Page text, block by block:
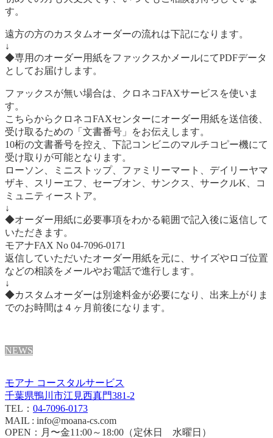
す。
遠方の方のカスタムオーダーの流れは下記になります。
↓
◆専用のオーダー用紙をファックスかメールにてPDFデータ
としてお届けします。
ファックスが無い場合は、クロネコFAXサービスを使いま
す。
こちらからクロネコFAXセンターにオーダー用紙を送信後、
受け取るための「文書番号」をお伝えします。
10桁の文書番号を控え、下記コンビニのマルチコピー機にて
受け取りが可能となります。
ローソン、ミニストップ、ファミリーマート、デイリーヤマ
ザキ、スリーエフ、セーブオン、サンクス、サークルK、コ
ミュニティーストア。
↓
◆オーダー用紙に必要事項をわかる範囲で記入後に返信して
いただきます。
モアナFAX No 04-7096-0171
返信していただいたオーダー用紙を元に、サイズやロゴ位置
などの相談をメールやお電話で進行します。
↓
◆カスタムオーダーは別途料金が必要になり、出来上がりま
でのお時間は４ヶ月前後になります。
NEWS
モアナ コースタルサービス
千葉県鴨川市江見西真門381-2
TEL： 04-7096-0173
MAIL : info@moana-cs.com
OPEN：月〜金11:00～18:00（定休日 水曜日）